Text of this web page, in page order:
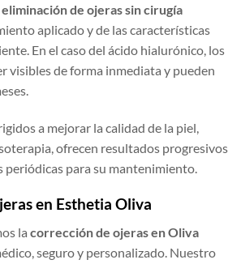
eliminación de ojeras sin cirugía
aplicado y de las características
En el caso del ácido hialurónico, los
visibles de forma inmediata y pueden
a mejorar la calidad de la piel,
ofrecen resultados progresivos
periódicas para su mantenimiento.
en Esthetia Oliva
la corrección de ojeras en Oliva
seguro y personalizado. Nuestro